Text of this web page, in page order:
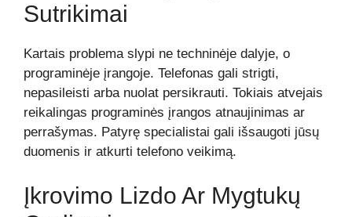
Sutrikimai
Kartais problema slypi ne techninėje dalyje, o
programinėje įrangoje. Telefonas gali strigti,
nepasileisti arba nuolat persikrauti. Tokiais atvejais
reikalingas programinės įrangos atnaujinimas ar
perrašymas. Patyrę specialistai gali išsaugoti jūsų
duomenis ir atkurti telefono veikimą.
Įkrovimo Lizdo Ar Mygtukų